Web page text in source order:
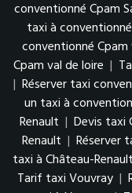
conventionné Cpam
taxi à
conventionné Cpam
Cpam val de loire |
| Réserver taxi
un taxi à
Renault | Devis taxi
Renault | Réserver
taxi à Château-Renault
Tarif taxi Vouvray |